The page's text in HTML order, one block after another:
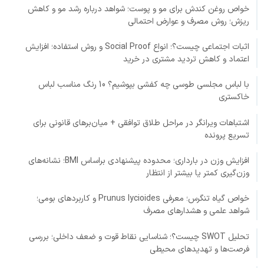
خواص روغن کندش برای مو و پوست؛ شواهد درباره رشد مو و کاهش
ریزش؛ روش مصرف و عوارض احتمالی
اثبات اجتماعی چیست؟؛ انواع Social Proof و روش استفاده؛ افزایش
اعتماد و کاهش تردید مشتری در خرید
با لباس مجلسی طوسی چه کفشی بپوشیم؟ 10 رنگ مناسب لباس
خاکستری
اشتباهات ویرانگر در مراحل طلاق توافقی + میان‌برهای قانونی برای
تسریع پرونده
افزایش وزن در بارداری؛ محدوده پیشنهادی براساس BMI؛ نشانه‌های
وزن‌گیری کمتر یا بیشتر از انتظار
خواص گیاه تنگرس؛ معرفی Prunus lycioides و کاربردهای بومی؛
شواهد علمی و هشدارهای مصرف
تحلیل SWOT چیست؟؛ شناسایی نقاط قوت و ضعف داخلی؛ بررسی
فرصت‌ها و تهدیدهای محیطی